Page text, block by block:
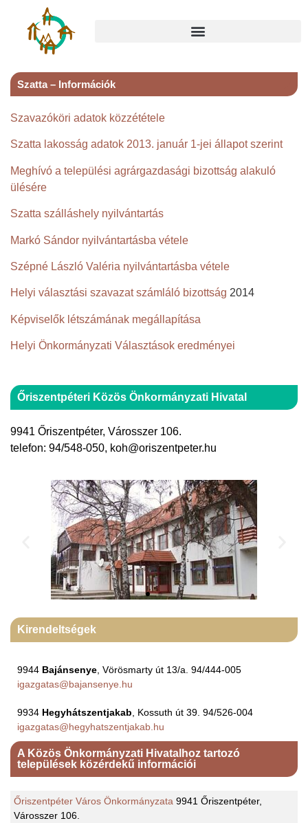
Őriszentpéteri Közös Önkormányzati Hivatal
9941 Őriszentpéter, Városszer 106.
telefon: 94/548-050, koh@oriszentpeter.hu
Kirendeltségek
9944 Bajánsenye , Vörösmarty út 13/a. 94/444-005
igazgatas@bajansenye.hu
9934 Hegyhátszentjakab , Kossuth út 39. 94/526-004
igazgatas@hegyhatszentjakab.hu
A Közös Önkormányzati Hivatalhoz tartozó
települések közérdekű információi
Őriszentpéter Város Önkormányzata 9941 Őriszentpéter,
Városszer 106.
Szatta – Információk
Szavazóköri adatok közzététele
Szatta lakosság adatok 2013. január 1-jei állapot szerint
Meghívó a települési agrárgazdasági bizottság alakuló
ülésére
Szatta szálláshely nyilvántartás
Markó Sándor nyilvántartásba vétele
Szépné László Valéria nyilvántartásba vétele
Helyi választási szavazat számláló bizottság 2014
Képviselők létszámának megállapítása
Helyi Önkormányzati Választások eredményei